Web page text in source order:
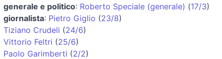
generale e politico: Roberto Speciale (generale) (17/3)
giornalista: Pietro Giglio (23/8)
Tiziano Crudeli (24/6)
Vittorio Feltri (25/6)
Paolo Garimberti (2/2)